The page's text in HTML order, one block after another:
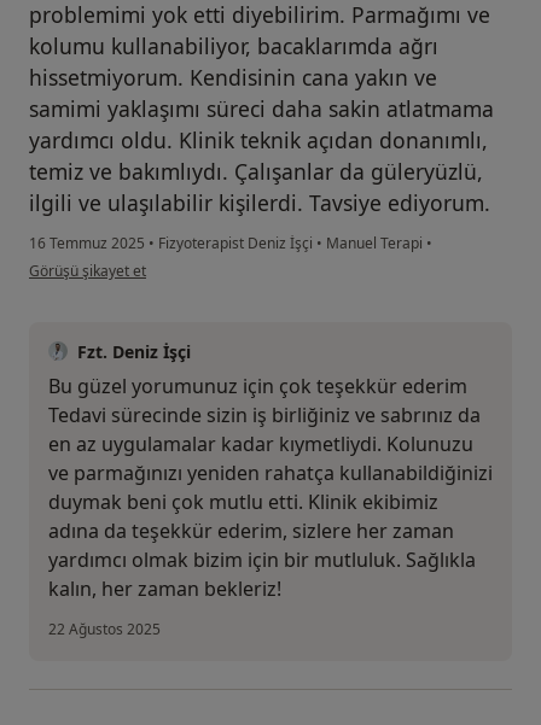
problemimi yok etti diyebilirim. Parmağımı ve
kolumu kullanabiliyor, bacaklarımda ağrı
hissetmiyorum. Kendisinin cana yakın ve
samimi yaklaşımı süreci daha sakin atlatmama
yardımcı oldu. Klinik teknik açıdan donanımlı,
temiz ve bakımlıydı. Çalışanlar da güleryüzlü,
ilgili ve ulaşılabilir kişilerdi. Tavsiye ediyorum.
16 Temmuz 2025 • Fizyoterapist Deniz İşçi • Manuel Terapi •
kullanıcının görüşüne göre me...z
Görüşü şikayet et
Fzt. Deniz İşçi
Bu güzel yorumunuz için çok teşekkür ederim
Tedavi sürecinde sizin iş birliğiniz ve sabrınız da
en az uygulamalar kadar kıymetliydi. Kolunuzu
ve parmağınızı yeniden rahatça kullanabildiğinizi
duymak beni çok mutlu etti. Klinik ekibimiz
adına da teşekkür ederim, sizlere her zaman
yardımcı olmak bizim için bir mutluluk. Sağlıkla
kalın, her zaman bekleriz!
22 Ağustos 2025